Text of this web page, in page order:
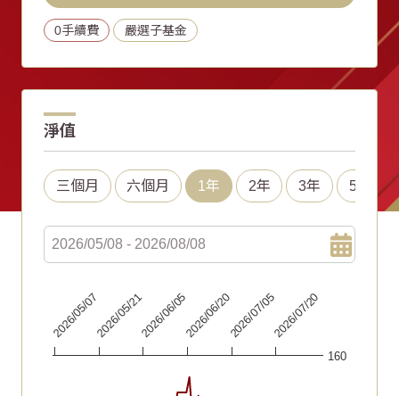
0手續費 嚴選子基金
淨值
三個月 六個月 1年 2年 3年 5年
Line chart with 90 data points.
The chart has 1 X axis displaying Time. Data ranges
The chart has 1 Y axis displaying values. Data ranges
160
2026/05/072026/05/212026/06/052026/06/202026/07/052026/07/20